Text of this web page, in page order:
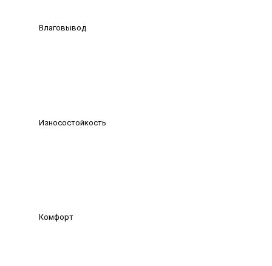
Влаговывод
Износостойкость
Комфорт